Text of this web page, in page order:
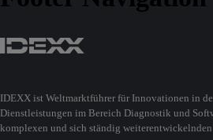
IDEXX ist Weltmarktführer für Innovationen in
Dienstleistungen im Bereich Diagnostik und
komplexen und sich ständig